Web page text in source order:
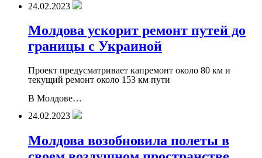
24.02.2023
Молдова ускорит ремонт путей до
границы с Украиной
Проект предусматривает капремонт около 80 км и
текущий ремонт около 153 км пути
В Молдове…
24.02.2023
Молдова возобновила полеты в